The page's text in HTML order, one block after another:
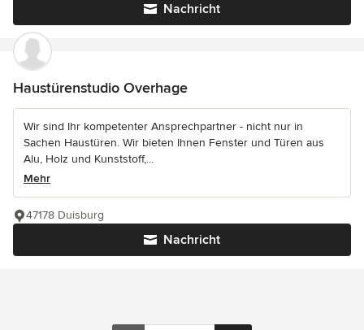
Nachricht
Haustürenstudio Overhage
Wir sind Ihr kompetenter Ansprechpartner - nicht nur in
Sachen Haustüren. Wir bieten Ihnen Fenster und Türen aus
Alu, Holz und Kunststoff,...
Mehr
Nachricht
47178 Duisburg